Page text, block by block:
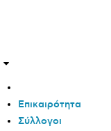
Επικαιρότητα
Σύλλογοι